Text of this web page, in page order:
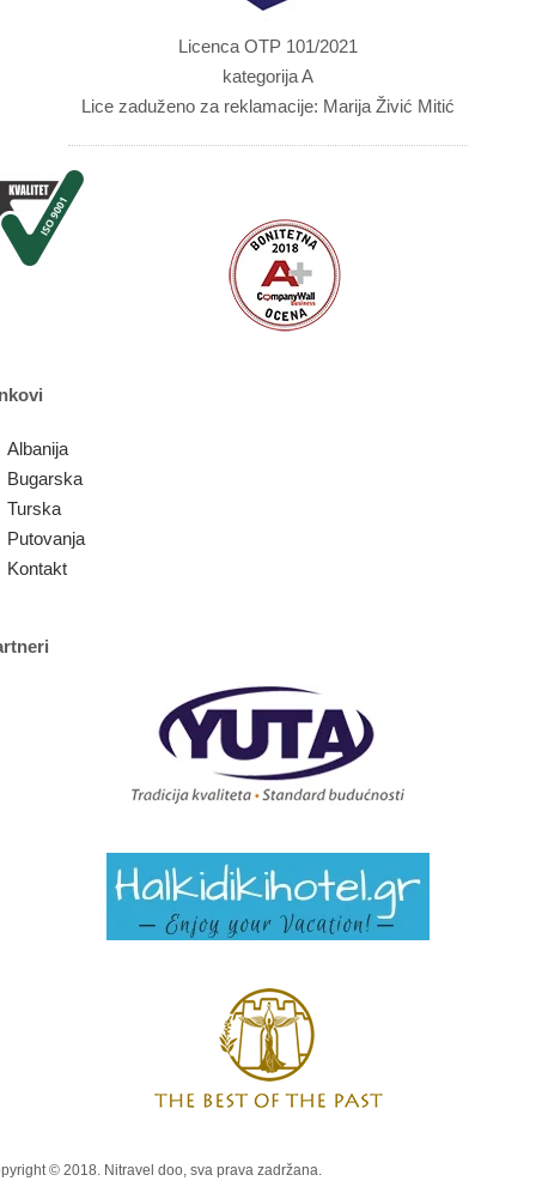
Licenca OTP 101/2021
kategorija A
Lice zaduženo za reklamacije: Marija Živić Mitić
Albanija
Bugarska
Turska
Putovanja
Kontakt
© 2018. Nitravel doo, sva prava zadržana.